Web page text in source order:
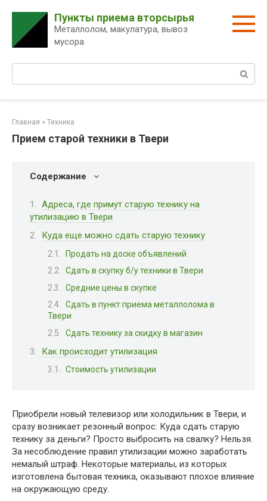
контенту
Пункты приема вторсырья
Металлолом, макулатура, вывоз
мусора
Главная » Техника
Прием старой техники в Твери
Содержание
Адреса, где примут старую технику на
утилизацию в Твери
Куда еще можно сдать старую технику
Продать на доске объявлений
Сдать в скупку б/у техники в Твери
Средние цены в скупке
Сдать в пункт приема металлолома в
Твери
Сдать технику за скидку в магазин
Как происходит утилизация
Стоимость утилизации
Приобрели новый телевизор или холодильник в Твери, и
сразу возникает резонный вопрос: Куда сдать старую
технику за деньги? Просто выбросить на свалку? Нельзя.
За несоблюдение правил утилизации можно заработать
немалый штраф. Некоторые материалы, из которых
изготовлена бытовая техника, оказывают плохое влияние
на окружающую среду.